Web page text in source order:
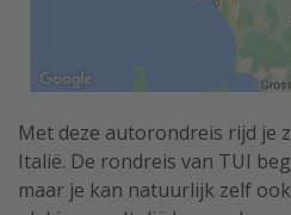
Met deze autorondreis rijd je
Italië. De rondreis van TUI
maar je kan natuurlijk zelf